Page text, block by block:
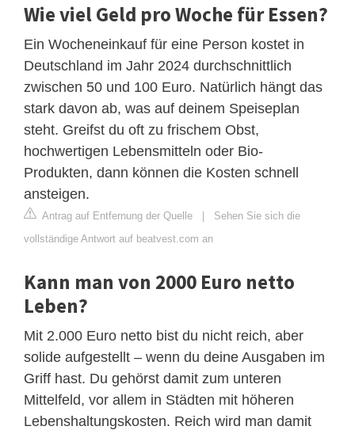
Wie viel Geld pro Woche für Essen?
Ein Wocheneinkauf für eine Person kostet in
Deutschland im Jahr 2024 durchschnittlich
zwischen 50 und 100 Euro. Natürlich hängt das
stark davon ab, was auf deinem Speiseplan
steht. Greifst du oft zu frischem Obst,
hochwertigen Lebensmitteln oder Bio-
Produkten, dann können die Kosten schnell
ansteigen.
Antrag auf Entfernung der Quelle | Sehen Sie sich die
vollständige Antwort auf beatvest.com an
Kann man von 2000 Euro netto
Leben?
Mit 2.000 Euro netto bist du nicht reich, aber
solide aufgestellt – wenn du deine Ausgaben im
Griff hast. Du gehörst damit zum unteren
Mittelfeld, vor allem in Städten mit höheren
Lebenshaltungskosten. Reich wird man damit